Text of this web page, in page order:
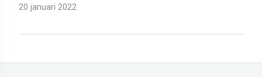
20 januari 2022